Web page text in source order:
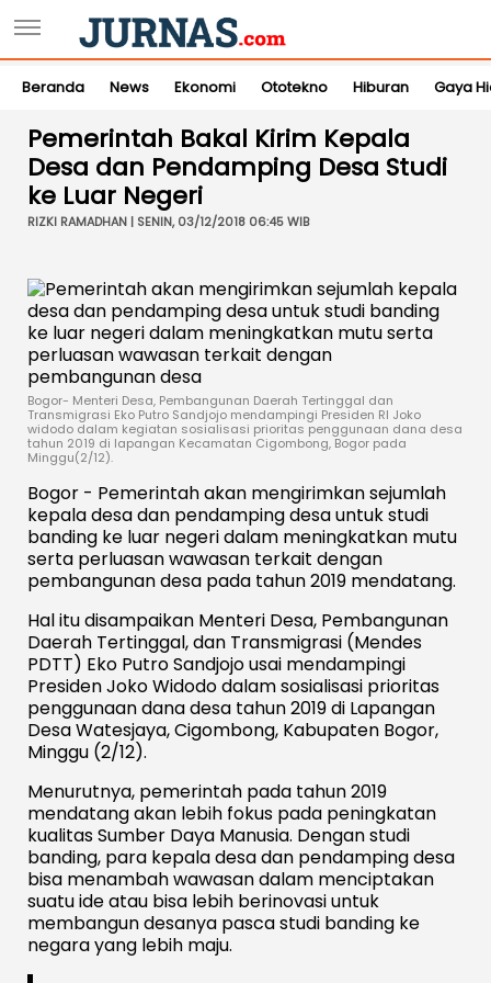
Beranda News Ekonomi Ototekno Hiburan Gaya
Pemerintah Bakal Kirim Kepala
Desa dan Pendamping Desa Studi
ke Luar Negeri
RIZKI RAMADHAN | SENIN, 03/12/2018 06:45 WIB
Bogor- Menteri Desa, Pembangunan Daerah Tertinggal dan
Transmigrasi Eko Putro Sandjojo mendampingi Presiden RI Joko
widodo dalam kegiatan sosialisasi prioritas penggunaan dana desa
tahun 2019 di lapangan Kecamatan Cigombong, Bogor pada
Minggu(2/12).
Bogor - Pemerintah akan mengirimkan sejumlah
kepala desa dan pendamping desa untuk studi
banding ke luar negeri dalam meningkatkan mutu
serta perluasan wawasan terkait dengan
pembangunan desa pada tahun 2019 mendatang.
Hal itu disampaikan Menteri Desa, Pembangunan
Daerah Tertinggal, dan Transmigrasi (Mendes
PDTT) Eko Putro Sandjojo usai mendampingi
Presiden Joko Widodo dalam sosialisasi prioritas
penggunaan dana desa tahun 2019 di Lapangan
Desa Watesjaya, Cigombong, Kabupaten Bogor,
Minggu (2/12).
Menurutnya, pemerintah pada tahun 2019
mendatang akan lebih fokus pada peningkatan
kualitas Sumber Daya Manusia. Dengan studi
banding, para kepala desa dan pendamping desa
bisa menambah wawasan dalam menciptakan
suatu ide atau bisa lebih berinovasi untuk
membangun desanya pasca studi banding ke
negara yang lebih maju.